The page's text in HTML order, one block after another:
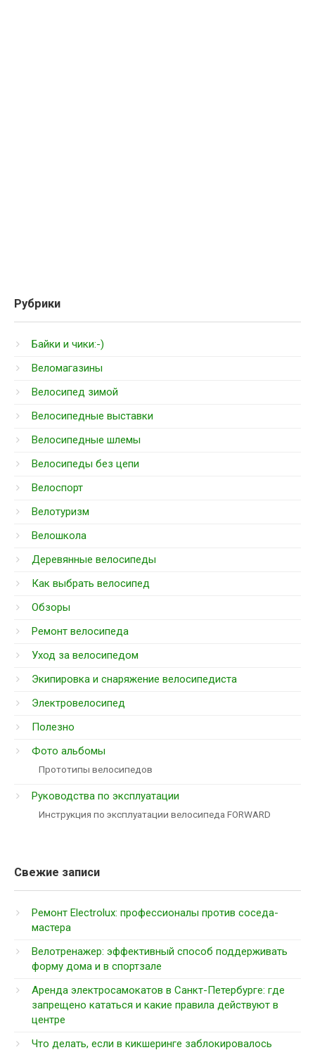
Рубрики
Байки и чики:-)
Веломагазины
Велосипед зимой
Велосипедные выставки
Велосипедные шлемы
Велосипеды без цепи
Велоспорт
Велотуризм
Велошкола
Деревянные велосипеды
Как выбрать велосипед
Обзоры
Ремонт велосипеда
Уход за велосипедом
Экипировка и снаряжение велосипедиста
Электровелосипед
Полезно
Фото альбомы
Прототипы велосипедов
Руководства по эксплуатации
Инструкция по эксплуатации велосипеда FORWARD
Свежие записи
Ремонт Electrolux: профессионалы против соседа-
мастера
Велотренажер: эффективный способ поддерживать
форму дома и в спортзале
Аренда электросамокатов в Санкт-Петербурге: где
запрещено кататься и какие правила действуют в
центре
Что делать, если в кикшеринге заблокировалось